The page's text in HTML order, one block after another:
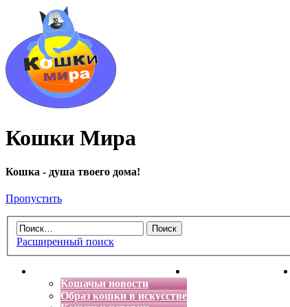
Кошки Мира
Кошка - душа твоего дома!
Пропустить
Расширенный поиск
Кошачьи новости
Образ кошки в искусстве
Энциклопедия кошек